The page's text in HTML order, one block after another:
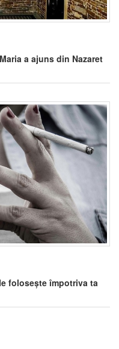
a ajuns din Nazaret
folosește împotriva ta